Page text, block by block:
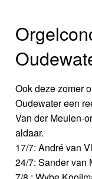
Ook deze zomer
Oudewater een
Van der Meulen-
aldaar.
17/7: André van
24/7: Sander van